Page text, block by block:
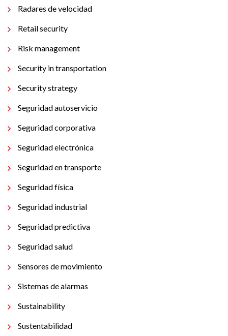
Radares de velocidad
Retail security
Risk management
Security in transportation
Security strategy
Seguridad autoservicio
Seguridad corporativa
Seguridad electrónica
Seguridad en transporte
Seguridad física
Seguridad industrial
Seguridad predictiva
Seguridad salud
Sensores de movimiento
Sistemas de alarmas
Sustainability
Sustentabilidad